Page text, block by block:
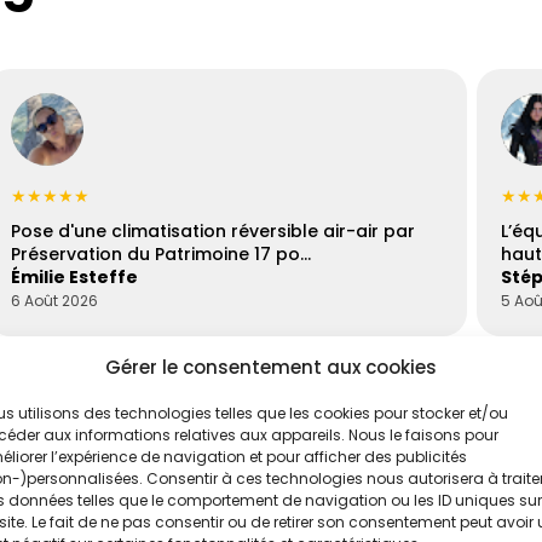
Gérer le consentement aux cookies
utilisons des technologies telles que les cookies pour stocker et/ou
aux informations relatives aux appareils. Nous le faisons pour
l’expérience de navigation et pour afficher des publicités
)personnalisées. Consentir à ces technologies nous autorisera à
données telles que le comportement de navigation ou les ID uniques sur
Le fait de ne pas consentir ou de retirer son consentement peut avoir
★★★★★
Pose d'une climatisation réversible air-air par
Préservation du Patrimoine 17 po…
Émilie Esteffe
6 Août 2026 5